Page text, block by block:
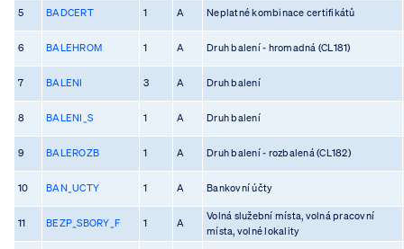
5 BADCERT 1 A Neplatné kombinace certifikátů
6 BALEHROM 1 A Druh balení - hromadná (CL181)
7 BALENI 3 A Druh balení
8 BALENI_S 1 A Druh balení
9 BALEROZB 1 A Druh balení - rozbalená (CL182)
10 BAN_UCTY 1 A Bankovní účty
11 BEZP_SBORY_F 1 A
Volná služební místa, volná pracovní
místa, volné lokality